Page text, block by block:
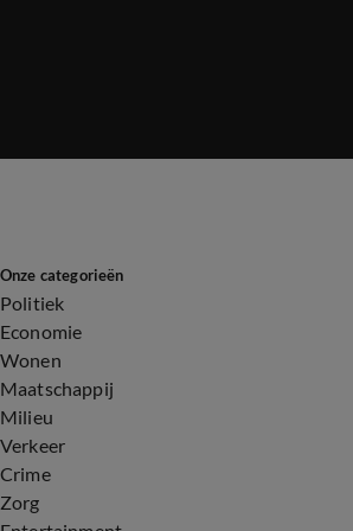
Onze categorieën
Politiek
Economie
Wonen
Maatschappij
Milieu
Verkeer
Crime
Zorg